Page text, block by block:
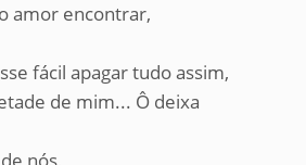
amor encontrar,
fácil apagar tudo assim,
de mim... Ô deixa